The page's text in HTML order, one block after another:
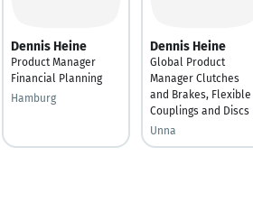
Dennis Heine
Product Manager
Financial Planning
Hamburg
Dennis Heine
Global Product
Manager Clutches
and Brakes, Flexible
Couplings and Discs
Unna